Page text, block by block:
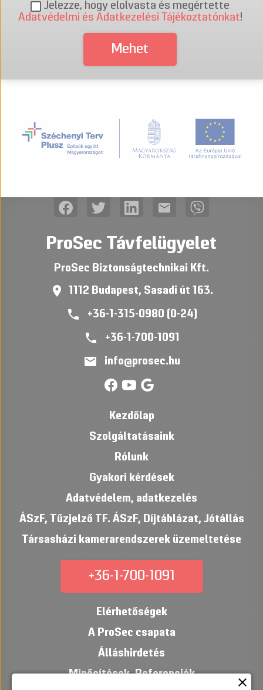
Jelezze, hogy elolvasta és megértette
Adatvédelmi és Adatkezelési Tájékoztatónkat!
mail
ProSec Távfelügyelet
ProSec Biztonságtechnikai Kft.
place 1112 Budapest, Sasadi út 163.
phone +36-1-315-0980 (0-24)
phone +36-1-700-1091
mail info@prosec.hu
Kezdőlap
Szolgáltatásaink
Rólunk
Gyakori kérdések
Adatvédelem, adatkezelés
ÁSzF, Tűzjelző TF. ÁSzF, Díjtáblázat, Jótállás
Társasházi kamerarendszerek üzemeltetése
+36-1-700-1091
Elérhetőségek
A ProSec csapata
Álláshirdetés
Minősítések,Referenciák
close